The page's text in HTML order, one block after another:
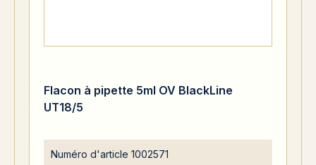
Flacon à pipette 5ml OV BlackLine
UT18/5
Numéro d'article 1002571